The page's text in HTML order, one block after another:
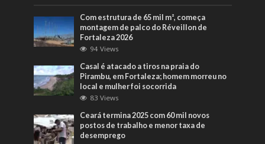
Com estrutura de 65 mil m², começa
montagem de palco do Réveillon de
Fortaleza 2026
94 Views
Casal é atacado a tiros na praia do
Pirambu, em Fortaleza; homem morreu no
local e mulher foi socorrida
83 Views
Ceará termina 2025 com 60 mil novos
postos de trabalho e menor taxa de
desemprego